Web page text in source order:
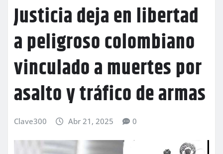
Justicia deja en libertad
a peligroso colombiano
vinculado a muertes por
asalto y tráfico de armas
Clave300 Abr 21, 2025 0